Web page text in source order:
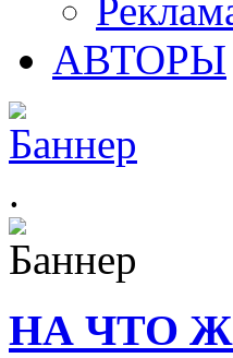
АВТОРЫ
.
НА ЧТО